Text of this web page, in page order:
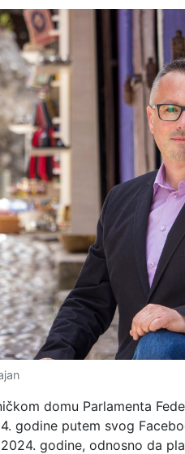
domu Parlamenta
godine putem svog
godine, odnosno da